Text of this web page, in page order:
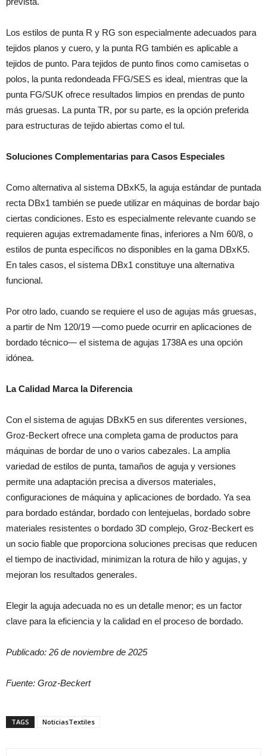
Los estilos de punta R y RG son especialmente adecuados para
tejidos planos y cuero, y la punta RG también es aplicable a
tejidos de punto. Para tejidos de punto finos como camisetas o
polos, la punta redondeada FFG/SES es ideal, mientras que la
punta FG/SUK ofrece resultados limpios en prendas de punto
más gruesas. La punta TR, por su parte, es la opción preferida
para estructuras de tejido abiertas como el tul.
Soluciones Complementarias para Casos Especiales
Como alternativa al sistema DBxK5, la aguja estándar de puntada
recta DBx1 también se puede utilizar en máquinas de bordar bajo
ciertas condiciones. Esto es especialmente relevante cuando se
requieren agujas extremadamente finas, inferiores a Nm 60/8, o
estilos de punta específicos no disponibles en la gama DBxK5.
En tales casos, el sistema DBx1 constituye una alternativa
funcional.
Por otro lado, cuando se requiere el uso de agujas más gruesas,
a partir de Nm 120/19 —como puede ocurrir en aplicaciones de
bordado técnico— el sistema de agujas 1738A es una opción
idónea.
La Calidad Marca la Diferencia
Con el sistema de agujas DBxK5 en sus diferentes versiones,
Groz-Beckert ofrece una completa gama de productos para
máquinas de bordar de uno o varios cabezales. La amplia
variedad de estilos de punta, tamaños de aguja y versiones
permite una adaptación precisa a diversos materiales,
configuraciones de máquina y aplicaciones de bordado. Ya sea
para bordado estándar, bordado con lentejuelas, bordado sobre
materiales resistentes o bordado 3D complejo, Groz-Beckert es
un socio fiable que proporciona soluciones precisas que reducen
el tiempo de inactividad, minimizan la rotura de hilo y agujas, y
mejoran los resultados generales.
Elegir la aguja adecuada no es un detalle menor; es un factor
clave para la eficiencia y la calidad en el proceso de bordado.
Publicado: 26 de noviembre de 2025
Fuente: Groz-Beckert
TAGS NoticiasTextiles